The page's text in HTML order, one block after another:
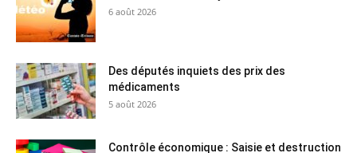
6 août 2026
Des députés inquiets des prix des
médicaments
5 août 2026
Contrôle économique : Saisie et destruction